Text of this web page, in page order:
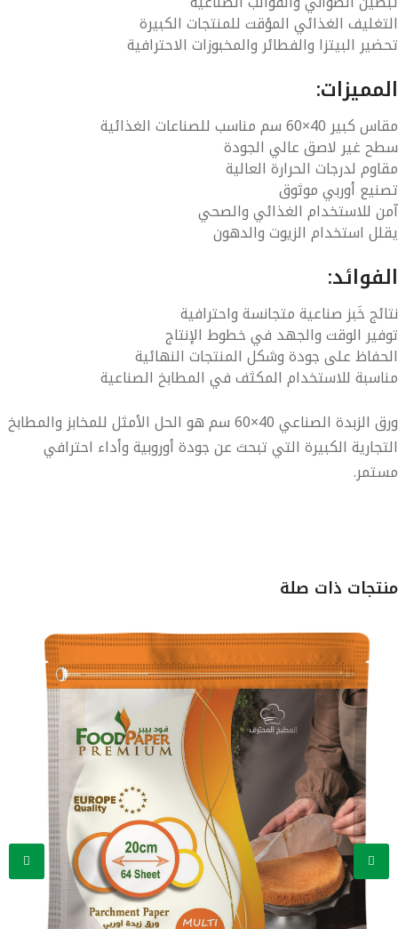
الغذائي المؤقت للمنتجات الكبيرة
البيتزا والفطائر والمخبوزات الاحترافية
كبير40×60 سم مناسب للصناعات الغذائية
غير لاصق عالي الجودة
لدرجات الحرارة العالية
أوربي موثوق
للاستخدام الغذائي والصحي
استخدام الزيوت والدهون
خَبز صناعية متجانسة واحترافية
الوقت والجهد في خطوط الإنتاج
على جودة وشكل المنتجات النهائية
للاستخدام المكثف في المطابخ الصناعية
الزبدة الصناعي 40×60 سم
هو الحل الأمثل للمخابز والمطابخ
الكبيرة التي تبحث عنجودة أوروبية وأداء احترافي
.
ذات صلة